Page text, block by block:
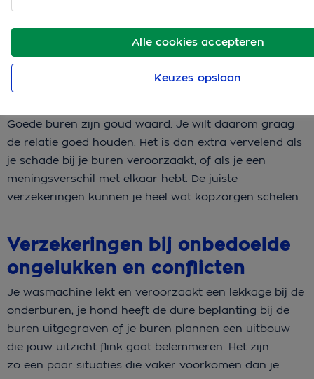
Goede buren zijn goud waard. Je wilt daarom graag
de relatie goed houden. Het is dan extra vervelend als
je schade bij je buren veroorzaakt, of als je een
meningsverschil met elkaar hebt. De juiste
verzekeringen kunnen je heel wat kopzorgen schelen.
Verzekeringen bij onbedoelde
ongelukken en conflicten
Je wasmachine lekt en veroorzaakt een lekkage bij de
onderburen, je hond heeft de dure beplanting bij de
buren uitgegraven of je buren plannen een uitbouw
die jouw uitzicht flink gaat belemmeren. Het zijn
zo een paar situaties die vaker voorkomen dan je
Alle cookies accepteren
Keuzes opslaan